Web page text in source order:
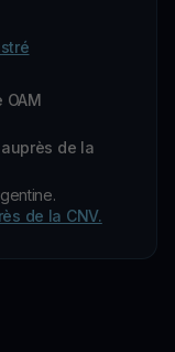
OAM
de la
de la CNV.